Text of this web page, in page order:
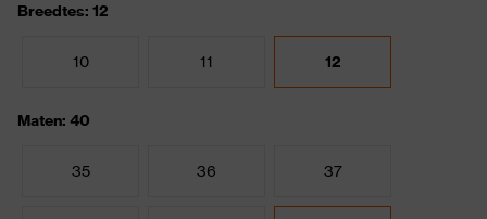
Breedtes: 12
10 11 12
Maten: 40
35 36 37